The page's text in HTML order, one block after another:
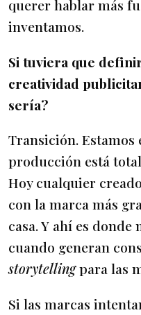
querer hablar más
inventamos.
Si tuviera que
creatividad
sería?
Transición.
producción está
Hoy cualquier
con la marca más
casa. Y ahí es donde
cuando generan
storytellingpara las
Si las marcas